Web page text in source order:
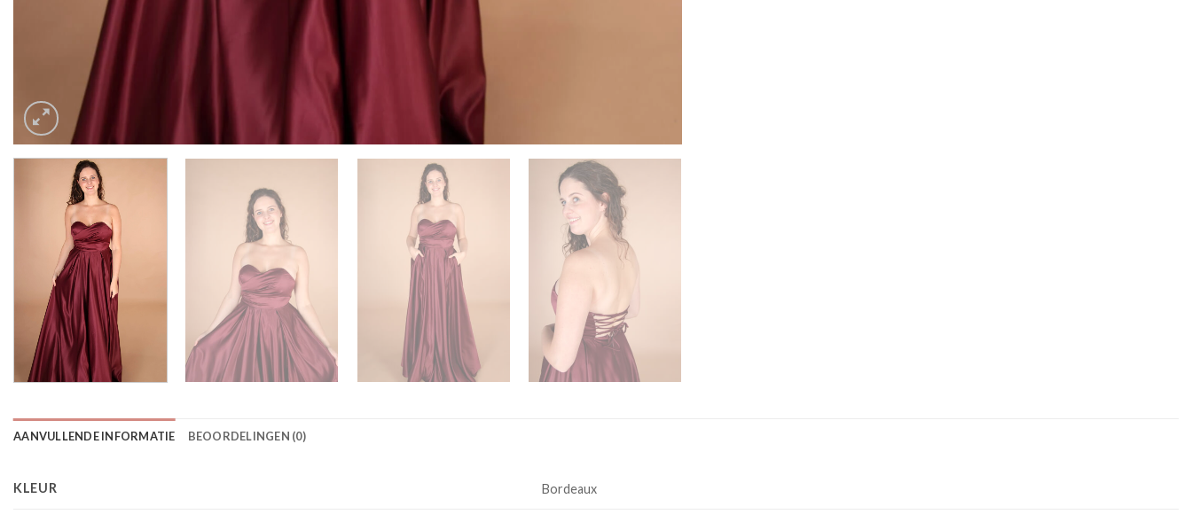
AANVULLENDE INFORMATIE BEOORDELINGEN (0)
KLEUR Bordeaux